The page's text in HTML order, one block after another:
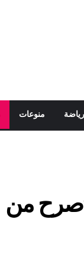
رياضة منوعات
من